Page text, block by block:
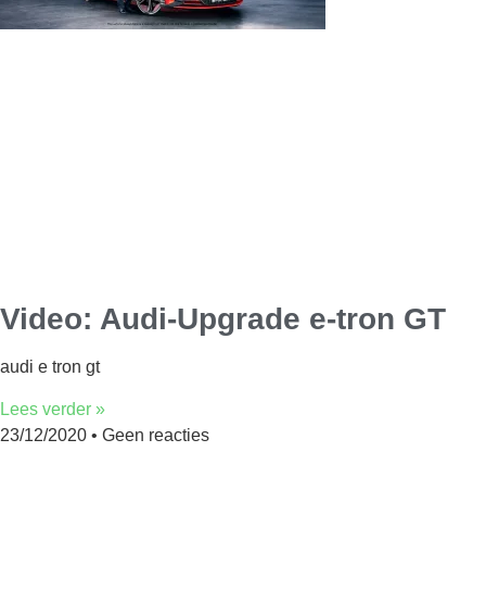
Video: Audi-Upgrade e-tron GT
audi e tron gt
Lees verder »
23/12/2020
Geen reacties